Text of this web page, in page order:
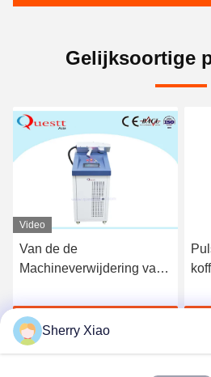
Gelijksoortige
Pulse 200w 300w
koffervezel laser
verwijdering machine
Ga Nu Praten.
de
Sherry Xiao